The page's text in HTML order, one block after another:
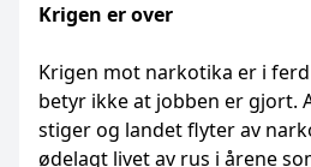
Krigen er over
Krigen mot narkotika er i
betyr ikke at jobben er gjort.
stiger og landet flyter av
ødelagt livet av rus i årene